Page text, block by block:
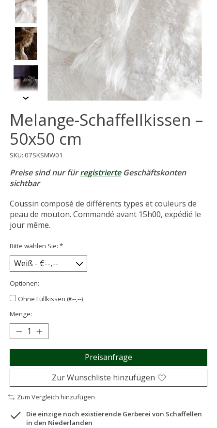
Melange-Schaffellkissen –
50x50 cm
SKU: 07SKSMW01
Preise sind nur fürregistrierteGeschäftskonten
sichtbar
Coussin composé de différents types et couleurs de
peau de mouton. Commandé avant 15h00, expédié le
jour même.
Bitte wählen Sie: *
Optionen:
Ohne Füllkissen (€--,--)
Menge:
Preisanfrage
Zur Wunschliste hinzufügen
Zum Vergleich hinzufügen
Die einzige noch existierende Gerberei von Schaffellen
in den Niederlanden